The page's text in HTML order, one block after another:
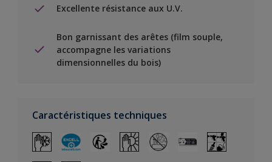
Excellente résistance aux U.V.
Bon garnissant des arêtes (film souple,
accompagne les variations
dimensionnelles du bois)
Caractéristiques techniques